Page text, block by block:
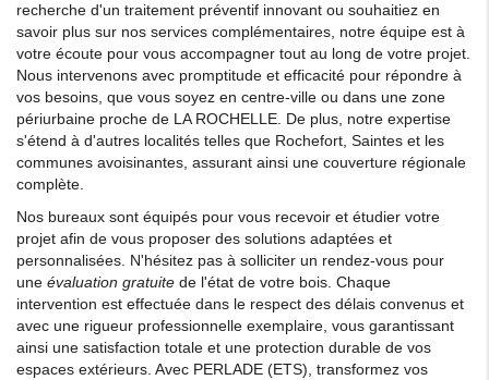
recherche d'un traitement préventif innovant ou souhaitiez en
savoir plus sur nos services complémentaires, notre équipe est à
votre écoute pour vous accompagner tout au long de votre projet.
Nous intervenons avec promptitude et efficacité pour répondre à
vos besoins, que vous soyez en centre-ville ou dans une zone
périurbaine proche de LA ROCHELLE. De plus, notre expertise
s'étend à d'autres localités telles que Rochefort, Saintes et les
communes avoisinantes, assurant ainsi une couverture régionale
complète.
Nos bureaux sont équipés pour vous recevoir et étudier votre
projet afin de vous proposer des solutions adaptées et
personnalisées. N'hésitez pas à solliciter un rendez-vous pour
une évaluation gratuite de l'état de votre bois. Chaque
intervention est effectuée dans le respect des délais convenus et
avec une rigueur professionnelle exemplaire, vous garantissant
ainsi une satisfaction totale et une protection durable de vos
espaces extérieurs. Avec PERLADE (ETS), transformez vos